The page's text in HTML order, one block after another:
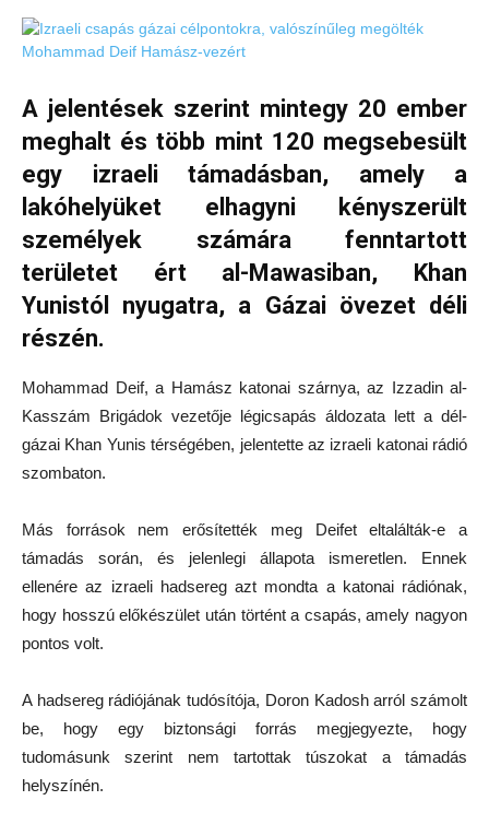
A jelentések szerint mintegy 20 ember
meghalt és több mint 120 megsebesült
egy izraeli támadásban, amely a
lakóhelyüket elhagyni kényszerült
személyek számára fenntartott
területet ért al-Mawasiban, Khan
Yunistól nyugatra, a Gázai övezet déli
részén.
Mohammad Deif, a Hamász katonai szárnya, az Izzadin al-
Kasszám Brigádok vezetője légicsapás áldozata lett a dél-
gázai Khan Yunis térségében, jelentette az izraeli katonai rádió
szombaton.
Más források nem erősítették meg Deifet eltalálták-e a
támadás során, és jelenlegi állapota ismeretlen. Ennek
ellenére az izraeli hadsereg azt mondta a katonai rádiónak,
hogy hosszú előkészület után történt a csapás, amely nagyon
pontos volt.
A hadsereg rádiójának tudósítója, Doron Kadosh arról számolt
be, hogy egy biztonsági forrás megjegyezte, hogy
tudomásunk szerint nem tartottak túszokat a támadás
helyszínén.